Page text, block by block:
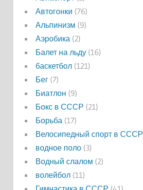
Автогонки (76)
Альпинизм (9)
Аэробика(2)
Балет на льду(16)
баскетбол(121)
Бег(7)
Биатлон (9)
Бокс в СССР (21)
Борьба(17)
Велосипедный спорт в СССР
водное поло(3)
Водный слалом (2)
волейбол(11)